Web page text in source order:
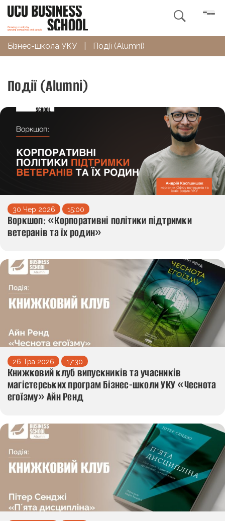

Бізнес-школа УКУ Події (Alumni)
Події (Alumni)
30 Чер 2026 15:00
Воркшоп: «Корпоративні політики підтримки
ветеранів та їх родин»
26 Тра 2026 17:30
Книжковий клуб випускників та учасників
магістерських програм Бізнес-школи УКУ «Чеснота
егоїзму» Айн Ренд